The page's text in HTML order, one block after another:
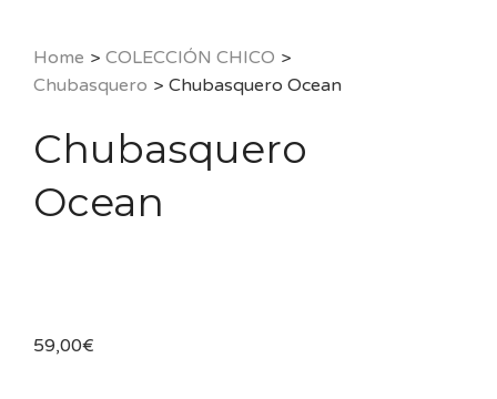
Home > COLECCIÓN CHICO >
Chubasquero > Chubasquero Ocean
Chubasquero
Ocean
59,00€